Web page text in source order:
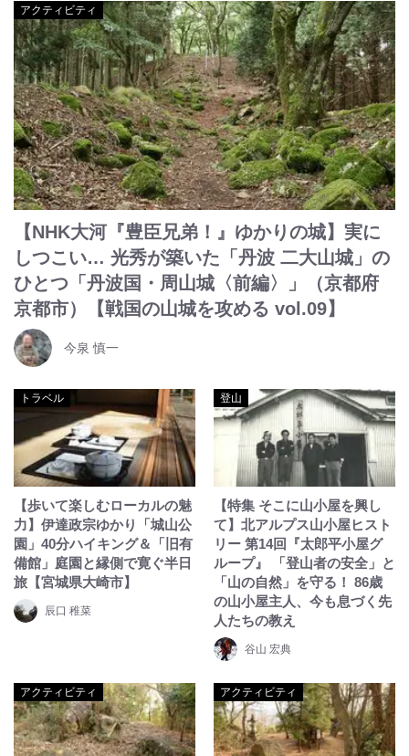
アクティビティ
【NHK大河『豊臣兄弟！』ゆかりの城】実に
しつこい… 光秀が築いた「丹波 二大山城」の
ひとつ「丹波国・周山城〈前編〉」（京都府
京都市）【戦国の山城を攻める vol.09】
今泉 慎一
トラベル
【歩いて楽しむローカルの魅
力】伊達政宗ゆかり「城山公
園」40分ハイキング＆「旧有
備館」庭園と縁側で寛ぐ半日
旅【宮城県大崎市】
辰口 稚菜
登山
【特集 そこに山小屋を興し
て】北アルプス山小屋ヒスト
リー 第14回『太郎平小屋グ
ループ』 「登山者の安全」と
「山の自然」を守る！ 86歳
の山小屋主人、今も息づく先
人たちの教え
谷山 宏典
アクティビティ アクティビティ